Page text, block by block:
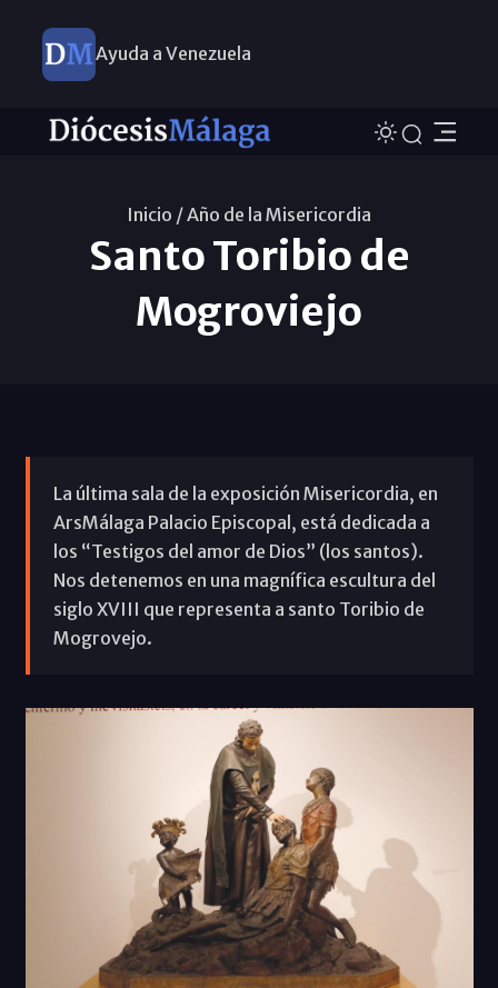
Ayuda a Venezuela
Inicio /Año de la Misericordia
Santo Toribio de
Mogroviejo
La última sala de la exposición Misericordia, en
ArsMálaga Palacio Episcopal, está dedicada a
los “Testigos del amor de Dios” (los santos).
Nos detenemos en una magnífica escultura del
siglo XVIII que representa a santo Toribio de
Mogrovejo.